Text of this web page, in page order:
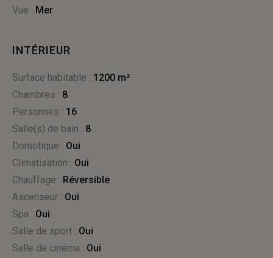
Vue :
mer
INTÉRIEUR
Surface habitable :
1200 m²
Chambres : 8
Personnes :
16
Salle(s) de bain : 8
Domotique :
oui
Climatisation :
oui
Chauffage :
réversible
Ascenseur :
Oui
Spa :
oui
Salle de sport :
oui
Salle de cinéma :
oui